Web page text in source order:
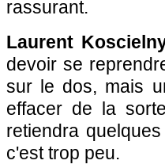
rassurant.
Laurent
devoir se
sur le dos, mais
effacer de la
retiendra
c'est trop peu.